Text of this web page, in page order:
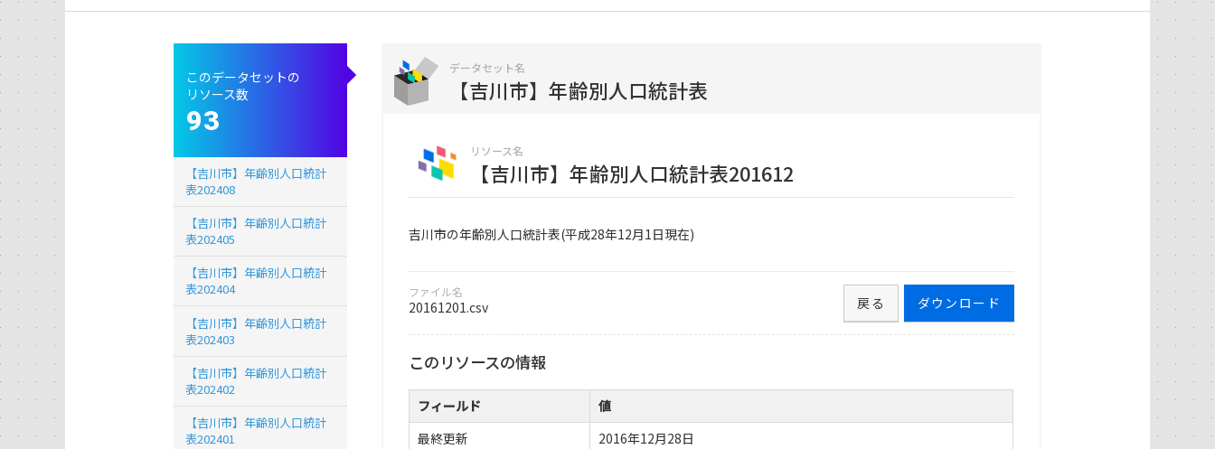
データセット名
【吉川市】年齢別人口統計表
リソース名
【吉川市】年齢別人口統計表201612
吉川市の年齢別人口統計表(平成28年12月1日現在)
ファイル名
20161201.csv ダウンロード
戻る
このリソースの情報
フィールド
値
最終更新
2016年12月28日
このデータセットの
リソース数
93
【吉川市】年齢別人口統計
表202408
【吉川市】年齢別人口統計
表202405
【吉川市】年齢別人口統計
表202404
【吉川市】年齢別人口統計
表202403
【吉川市】年齢別人口統計
表202402
【吉川市】年齢別人口統計
表202401